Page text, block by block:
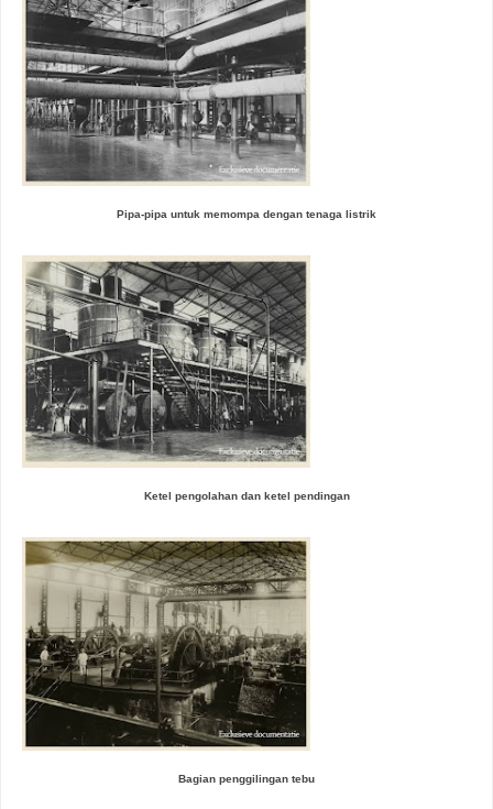
Pipa-pipa untuk memompa dengan tenaga listrik
Ketel pengolahan dan ketel pendingan
Bagian penggilingan tebu